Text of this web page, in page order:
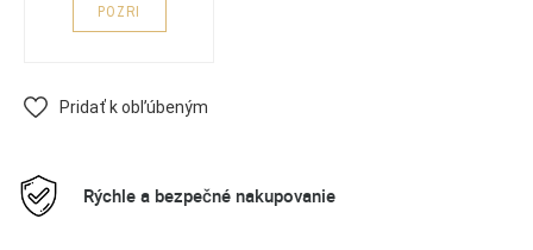
POZRI
Pridať k obľúbeným
Rýchle a bezpečné nakupovanie